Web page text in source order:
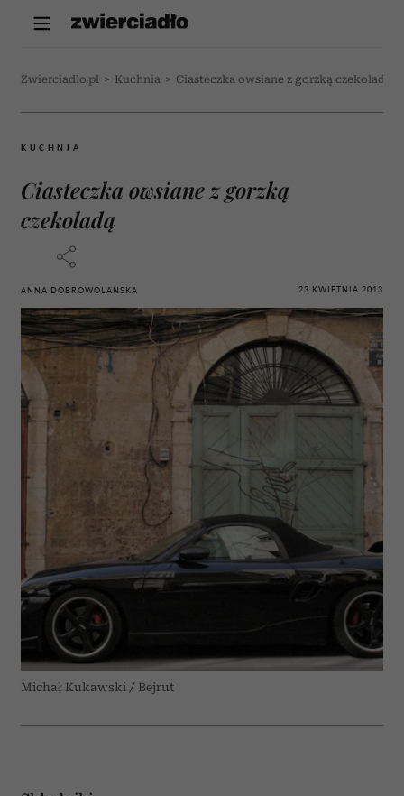
Zwierciadlo.pl > Kuchnia > Ciasteczka owsiane z gorzką czekoladą
KUCHNIA
Ciasteczka owsiane z gorzką
czekoladą
ANNA DOBROWOLANSKA 23 KWIETNIA 2013
Michał Kukawski / Bejrut